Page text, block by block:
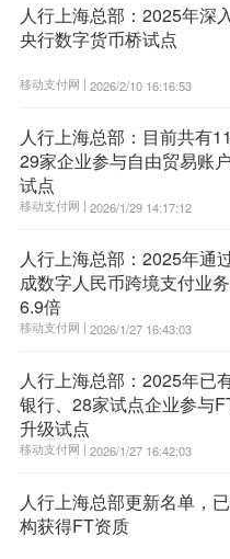
人行上海总部：2025年深
央行数字货币桥试点
移动支付网 | 2026/2/10 16:16:53
人行上海总部：目前共有11
29家企业参与自由贸易账
试点
移动支付网 | 2026/1/29 14:17:12
人行上海总部：2025年通
成数字人民币跨境支付业
6.9倍
移动支付网 | 2026/1/27 16:43:03
人行上海总部：2025年已
银行、28家试点企业参与
升级试点
移动支付网 | 2026/1/27 16:42:03
人行上海总部更新名单，
构获得FT资质